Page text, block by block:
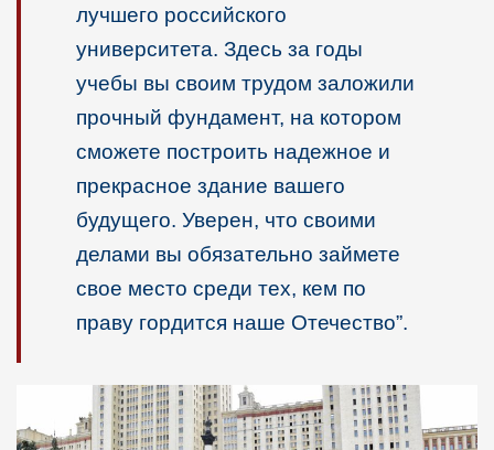
лучшего российского
университета. Здесь за годы
учебы вы своим трудом заложили
прочный фундамент, на котором
сможете построить надежное и
прекрасное здание вашего
будущего. Уверен, что своими
делами вы обязательно займете
свое место среди тех, кем по
праву гордится наше Отечество”.